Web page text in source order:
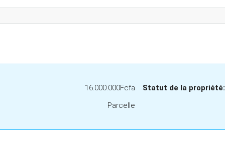
16.000.000Fcfa
Parcelle
Statut de la propriété: